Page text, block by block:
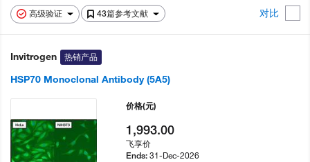
高级验证 43篇参考文献 对比
Invitrogen 热销产品
HSP70 Monoclonal Antibody (5A5)
价格(元)
1,993.00
飞享价
Ends:31-Dec-2026